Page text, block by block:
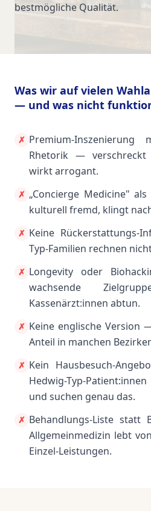
bestmögliche Qualität.
Was wir auf vielen
— und was nicht
✗ Premium-Inszenierung
Rhetorik — verschreckt
wirkt arrogant.
✗ „Concierge Medicine"
kulturell fremd, klingt
✗ Keine Rückerstattungs-
Typ-Familien rechnen
✗ Longevity oder
wachsende
Kassenärzt:innen abtun.
✗ Keine englische Version
Anteil in manchen
✗ Kein Hausbesuch-
Hedwig-Typ-
und suchen genau das.
✗ Behandlungs-Liste statt
Allgemeinmedizin lebt
Einzel-Leistungen.